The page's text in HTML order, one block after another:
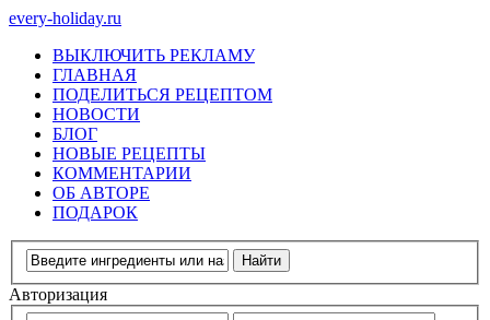
every-holiday.ru
ВЫКЛЮЧИТЬ РЕКЛАМУ
ГЛАВНАЯ
ПОДЕЛИТЬСЯ РЕЦЕПТОМ
НОВОСТИ
БЛОГ
НОВЫЕ РЕЦЕПТЫ
КОММЕНТАРИИ
ОБ АВТОРЕ
ПОДАРОК
Авторизация